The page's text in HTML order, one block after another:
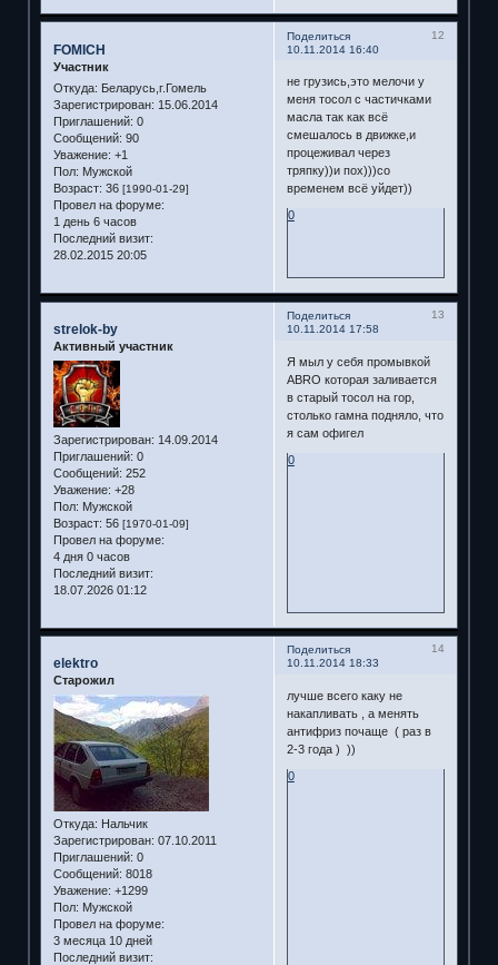
Поделиться
12
10.11.2014 16:40
FOMICH
Участник
Откуда: Беларусь,г.Гомель
Зарегистрирован: 15.06.2014
Приглашений: 0
Сообщений: 90
Уважение: +1
Пол: Мужской
Возраст: 36 [1990-01-29]
Провел на форуме:
1 день 6 часов
Последний визит:
28.02.2015 20:05
не грузись,это мелочи у
меня тосол с частичками
масла так как всё
смешалось в движке,и
процеживал через
тряпку))и пох)))со
временем всё уйдет))
0
Поделиться
13
10.11.2014 17:58
strelok-by
Активный участник
Зарегистрирован: 14.09.2014
Приглашений: 0
Сообщений: 252
Уважение: +28
Пол: Мужской
Возраст: 56 [1970-01-09]
Провел на форуме:
4 дня 0 часов
Последний визит:
18.07.2026 01:12
Я мыл у себя промывкой
ABRO которая заливается
в старый тосол на гор,
столько гамна подняло, что
я сам офигел
0
Поделиться
14
10.11.2014 18:33
elektro
Старожил
Откуда: Нальчик
Зарегистрирован: 07.10.2011
Приглашений: 0
Сообщений: 8018
Уважение: +1299
Пол: Мужской
Провел на форуме:
3 месяца 10 дней
Последний визит:
лучше всего каку не
накапливать , а менять
антифриз почаще ( раз в
2-3 года ) ))
0